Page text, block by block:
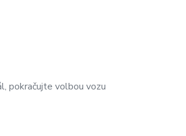
pokračujte volbou vozu